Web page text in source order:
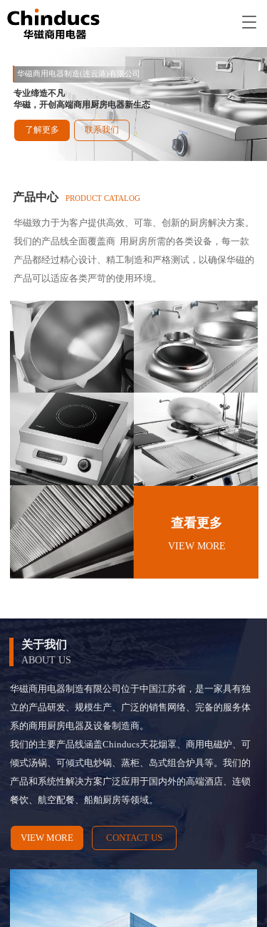
T
g
g
e
n
a
v
g
华磁商用电器制造(连云港)有限公司
专业缔造不凡
华磁，开创高端商用厨房电器新生态
了解更多 联系我们
产品中心 PRODUCT CATALOG
华磁致力于为客户提供高效、可靠、创新的厨房解决方案。
我们的产品线全面覆盖商  用厨房所需的各类设备，每一款
产品都经过精心设计、精工制造和严格测试，以确保华磁的
产品可以适应各类严苛的使用环境。
查看更多
VIEW MORE
关于我们
ABOUT US
华磁商用电器制造有限公司位于中国江苏省，是一家具有独
立的产品研发、规模生产、广泛的销售网络、完备的服务体
系的商用厨房电器及设备制造商。
我们的主要产品线涵盖Chinducs天花烟罩、商用电磁炉、可
倾式汤锅、可倾式电炒锅、蒸柜、岛式组合炉具等。我们的
产品和系统性解决方案广泛应用于国内外的高端酒店、连锁
餐饮、航空配餐、船舶厨房等领域。
VIEW MORE CONTACT US